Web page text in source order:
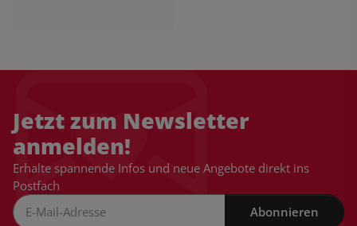
Jetzt zum Newsletter
anmelden!
Erhalte spannende Infos und neue Angebote direkt ins
Postfach
Abonnieren